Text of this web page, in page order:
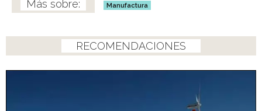
Manufactura
RECOMENDACIONES